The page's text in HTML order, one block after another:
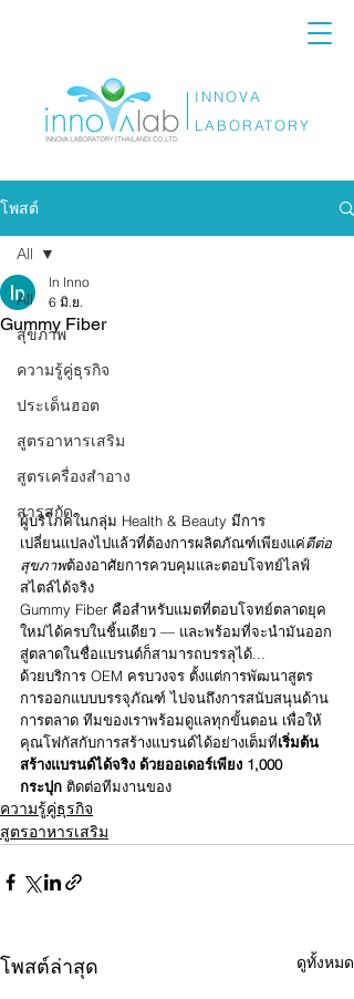
INNOVA
LABORATORY
โพสต์
All
สุขภาพ
ความรู้คู่ธุรกิจ
ประเด็นฮอต
สูตรอาหารเสริม
สูตรเครื่องสำอาง
สารสกัด
All
Gummy Fiber
ln lnno
6 มิ.ย.
ผู้บริโภคในกลุ่ม Health & Beauty มีการ
เปลี่ยนแปลงไปแล้วที่ต้องการผลิตภัณฑ์เพียงแค่ดีต่อ
สุขภาพต้องอาศัยการควบคุมและตอบโจทย์ไลฟ์
สไตล์ได้จริง
Gummy Fiber คือสำหรับแมตที่ตอบโจทย์ตลาดยุค
ใหม่ได้ครบในชิ้นเดียว — และพร้อมที่จะนำมันออก
สู่ตลาดในชื่อแบรนด์ก็สามารถบรรลุได้...
ด้วยบริการ OEM ครบวงจร ตั้งแต่การพัฒนาสูตร
การออกแบบบรรจุภัณฑ์ ไปจนถึงการสนับสนุนด้าน
การตลาด ทีมของเราพร้อมดูแลทุกขั้นตอน เพื่อให้
คุณโฟกัสกับการสร้างแบรนด์ได้อย่างเต็มที่เริ่มต้น
สร้างแบรนด์ได้จริง ด้วยออเดอร์เพียง 1,000
กระปุก ติดต่อทีมงานของ
ความรู้คู่ธุรกิจ
สูตรอาหารเสริม
โพสต์ล่าสุด ดูทั้งหมด